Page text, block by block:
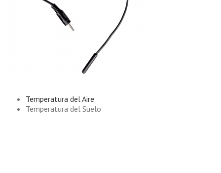
Temperatura del Aire
Temperatura del Suelo